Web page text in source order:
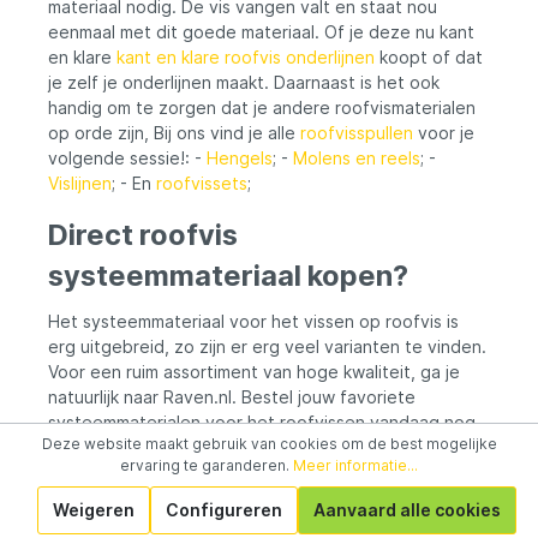
materiaal nodig. De vis vangen valt en staat nou
eenmaal met dit goede materiaal. Of je deze nu kant
en klare kant en klare roofvis onderlijnen koopt of dat
je zelf je onderlijnen maakt. Daarnaast is het ook
handig om te zorgen dat je andere roofvismaterialen
op orde zijn, Bij ons vind je alle roofvisspullen voor je
volgende sessie!: - Hengels; - Molens en reels; -
Vislijnen; - En roofvissets;
Direct roofvis
systeemmateriaal kopen?
Het systeemmateriaal voor het vissen op roofvis is
erg uitgebreid, zo zijn er erg veel varianten te vinden.
Voor een ruim assortiment van hoge kwaliteit, ga je
natuurlijk naar Raven.nl. Bestel jouw favoriete
systeemmaterialen voor het roofvissen vandaag nog
in onze webshop of bezoek één van onze fysieke
hengelsport winkelsin Steenwijk en Lelystad. Welk
systeemmateriaal voor het roofvissen ga jij straks bij
ons kopen?
Deze website maakt gebruik van cookies om de best mogelijke
ervaring te garanderen. Meer informatie...
Weigeren Configureren Aanvaard alle cookies